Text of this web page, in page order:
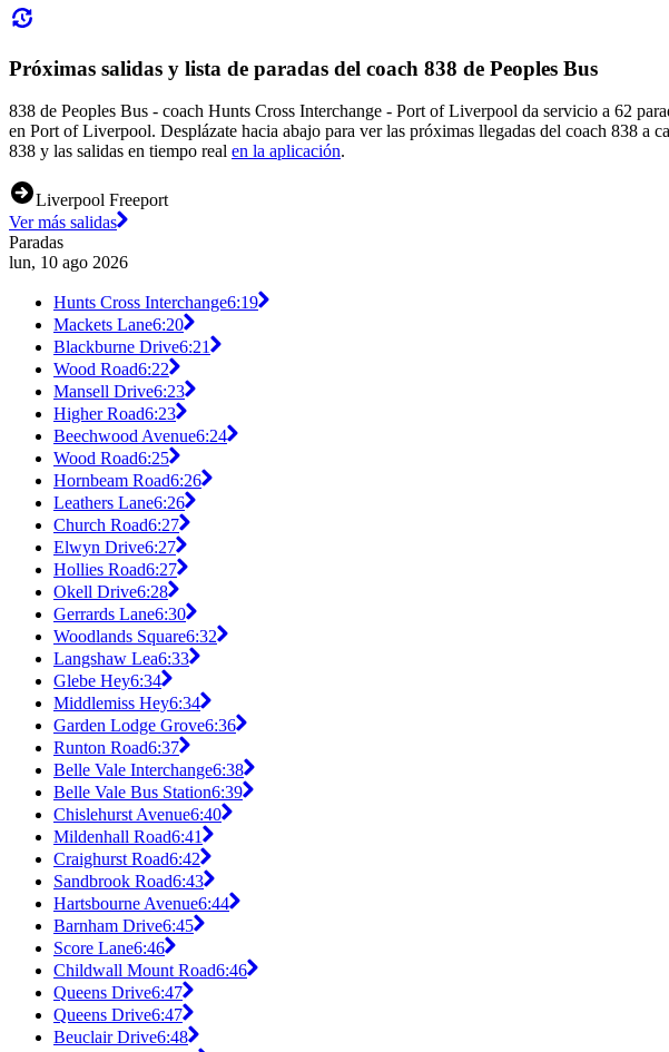
Próximas salidas y lista de paradas del coach 838 de Peoples Bus
838 de Peoples Bus - coach Hunts Cross Interchange - Port of Liverpool da servicio a 62
en Port of Liverpool. Desplázate hacia abajo para ver las próximas llegadas del coach 838 a
838 y las salidas en tiempo real en la aplicación.
Liverpool Freeport
Ver más salidas
Paradas
lun, 10 ago 2026
Hunts Cross Interchange6:19
Mackets Lane6:20
Blackburne Drive6:21
Wood Road6:22
Mansell Drive6:23
Higher Road6:23
Beechwood Avenue6:24
Wood Road6:25
Hornbeam Road6:26
Leathers Lane6:26
Church Road6:27
Elwyn Drive6:27
Hollies Road6:27
Okell Drive6:28
Gerrards Lane6:30
Woodlands Square6:32
Langshaw Lea6:33
Glebe Hey6:34
Middlemiss Hey6:34
Garden Lodge Grove6:36
Runton Road6:37
Belle Vale Interchange6:38
Belle Vale Bus Station6:39
Chislehurst Avenue6:40
Mildenhall Road6:41
Craighurst Road6:42
Sandbrook Road6:43
Hartsbourne Avenue6:44
Barnham Drive6:45
Score Lane6:46
Childwall Mount Road6:46
Queens Drive6:47
Queens Drive6:47
Beuclair Drive6:48